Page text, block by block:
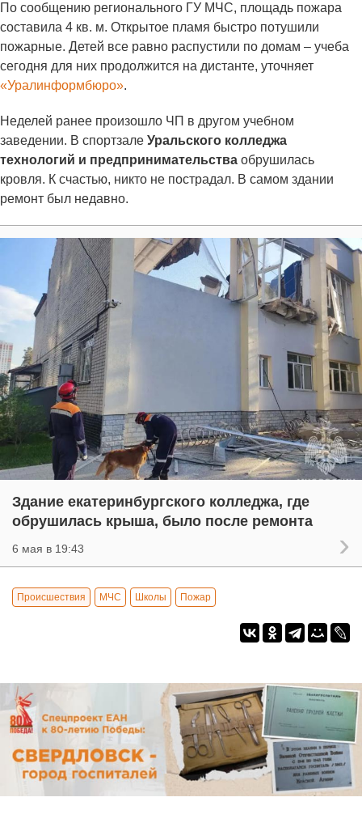
По сообщению регионального ГУ МЧС, площадь пожара
составила 4 кв. м. Открытое пламя быстро потушили
пожарные. Детей все равно распустили по домам – учеба
сегодня для них продолжится на дистанте, уточняет
«Уралинформбюро».
Неделей ранее произошло ЧП в другом учебном
заведении. В спортзале Уральского колледжа
технологий и предпринимательства обрушилась
кровля. К счастью, никто не пострадал. В самом здании
ремонт был недавно.
Здание екатеринбургского колледжа, где
обрушилась крыша, было после ремонта
6 мая в 19:43
Происшествия МЧС Школы Пожар